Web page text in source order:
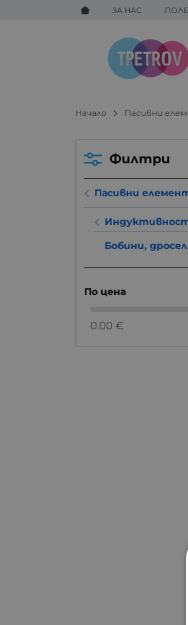
ЗА НАС
Начало Пасивни
Филтри
Пасивни
Бобини,
По цена
0.00 €